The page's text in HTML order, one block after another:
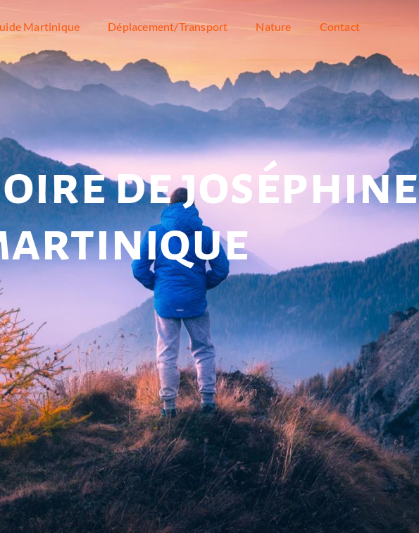
Martinique Déplacement/Transport Nature Contact
de joséphine